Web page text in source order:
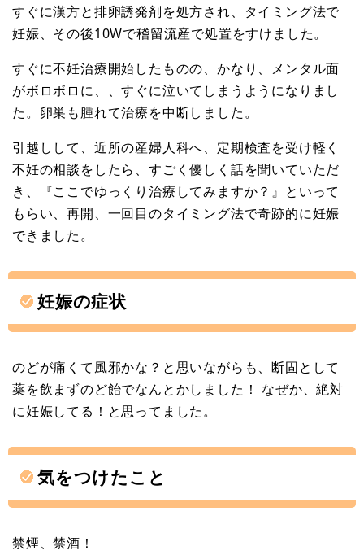
すぐに漢方と排卵誘発剤を処方され、タイミング法で
妊娠、その後10Wで稽留流産で処置をすけました。
すぐに不妊治療開始したものの、かなり、メンタル面
がボロボロに、、すぐに泣いてしまうようになりまし
た。卵巣も腫れて治療を中断しました。
引越しして、近所の産婦人科へ、定期検査を受け軽く
不妊の相談をしたら、すごく優しく話を聞いていただ
き、『ここでゆっくり治療してみますか？』といって
もらい、再開、一回目のタイミング法で奇跡的に妊娠
できました。
妊娠の症状
のどが痛くて風邪かな？と思いながらも、断固として
薬を飲まずのど飴でなんとかしました！ なぜか、絶対
に妊娠してる！と思ってました。
気をつけたこと
禁煙、禁酒！